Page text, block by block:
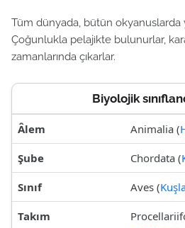
Tüm dünyada, bütün okyanuslarda
Çoğunlukla pelajikte bulunurlar,
zamanlarında çıkarlar.
Biyolojik
Âlem Animalia (
Şube Chordata (
Sınıf Aves (
Takım